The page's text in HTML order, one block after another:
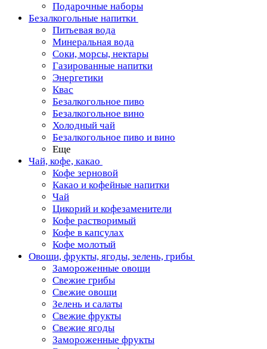
Подарочные наборы
Безалкогольные напитки
Питьевая вода
Минеральная вода
Соки, морсы, нектары
Газированные напитки
Энергетики
Квас
Безалкогольное пиво
Безалкогольное вино
Холодный чай
Безалкогольное пиво и вино
Еще
Чай, кофе, какао
Кофе зерновой
Какао и кофейные напитки
Чай
Цикорий и кофезаменители
Кофе растворимый
Кофе в капсулах
Кофе молотый
Овощи, фрукты, ягоды, зелень, грибы
Замороженные овощи
Свежие грибы
Свежие овощи
Зелень и салаты
Свежие фрукты
Свежие ягоды
Замороженные фрукты